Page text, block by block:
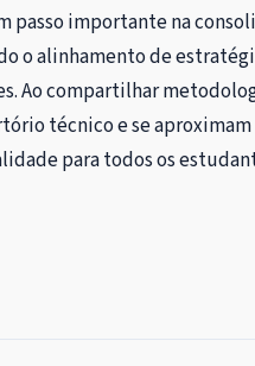
passo importante na
o alinhamento de
Ao compartilhar
técnico e se
para todos os